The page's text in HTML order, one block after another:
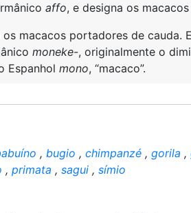
affo, e designa os
os macacos portadores de cauda.
moneke-, originalmente o
Espanhol mono, “macaco”.
, bugio , chimpanzé , gorila ,
, primata , sagui , símio